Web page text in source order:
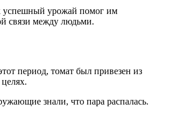
успешный урожай помог им
связи между людьми.
период, томат был привезен из
знали, что пара распалась.